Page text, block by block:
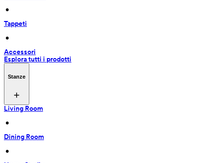
•
Tappeti
•
Accessori
Esplora tutti i prodotti
Stanze
Living Room
•
Dining Room
•